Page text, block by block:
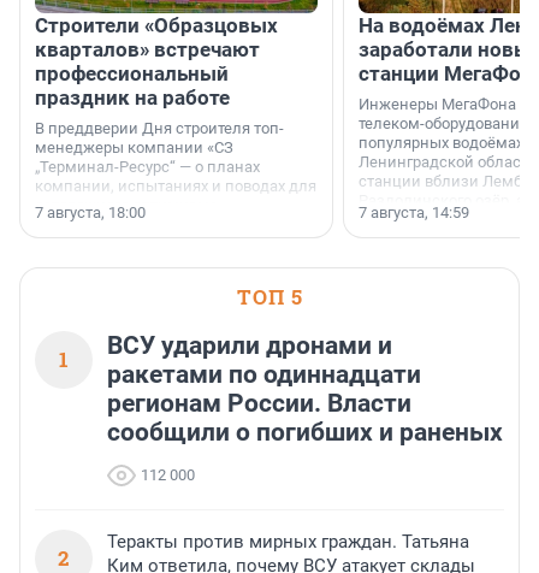
Строители «Образцовых
кварталов» встречают
профессиональный
праздник на работе
В преддверии Дня строителя топ-
менеджеры компании «СЗ
„Терминал-Ресурс“ — о планах
компании, испытаниях и поводах для
осторожного оптимизма.
7 августа, 18:00
На водоёмах
заработали
станции
Инженеры МегаФона
телеком-оборудование
популярных водоёмах
Ленинградской
станции вблизи
недалеко от Большого
водопада.
7 августа, 14:59
ТОП 5
1
ВСУ ударили дронами и
ракетами по одиннадцати
регионам России. Власти
сообщили о погибших и раненых
112 000
2
Теракты против мирных граждан. Татьяна
Ким ответила, почему ВСУ атакует склады